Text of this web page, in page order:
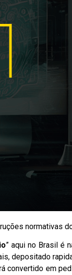
normativas
” aqui no Brasil é
depositado
convertido em